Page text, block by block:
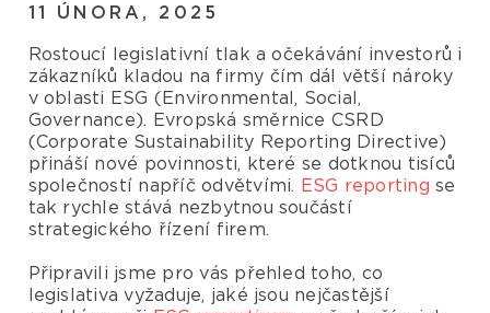
11 ÚNORA, 2025
Rostoucí legislativní tlak a očekávání investorů i
zákazníků kladou na firmy čím dál větší nároky
v oblasti ESG (Environmental, Social,
Governance). Evropská směrnice CSRD
(Corporate Sustainability Reporting Directive)
přináší nové povinnosti, které se dotknou tisíců
společností napříč odvětvími.
ESG reporting se
tak rychle stává nezbytnou součástí
strategického řízení firem.
Připravili jsme pro vás přehled toho, co
legislativa vyžaduje, jaké jsou nejčastější